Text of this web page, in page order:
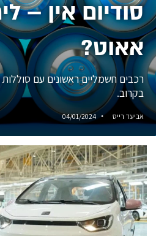
סודיום אין –
אאוט?
רכבים חשמליים ראשונים עם סוללות
בקרוב.
אביעד רייס 04/01/2024